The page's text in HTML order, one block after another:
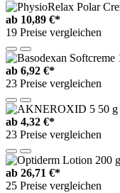
ab 10,89 €*
19 Preise vergleichen
ab 6,92 €*
23 Preise vergleichen
ab 4,32 €*
23 Preise vergleichen
ab 26,71 €*
25 Preise vergleichen